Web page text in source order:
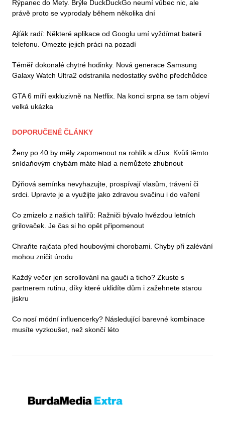
Rýpanec do Mety. Brýle DuckDuckGo neumí vůbec nic, ale
právě proto se vyprodaly během několika dní
Ajťák radí: Některé aplikace od Googlu umí vyždímat baterii
telefonu. Omezte jejich práci na pozadí
Téměř dokonalé chytré hodinky. Nová generace Samsung
Galaxy Watch Ultra2 odstranila nedostatky svého předchůdce
GTA 6 míří exkluzivně na Netflix. Na konci srpna se tam objeví
velká ukázka
DOPORUČENÉ ČLÁNKY
Ženy po 40 by měly zapomenout na rohlík a džus. Kvůli těmto
snídaňovým chybám máte hlad a nemůžete zhubnout
Dýňová semínka nevyhazujte, prospívají vlasům, trávení či
srdci. Upravte je a využijte jako zdravou svačinu i do vaření
Co zmizelo z našich talířů: Ražniči bývalo hvězdou letních
grilovaček. Je čas si ho opět připomenout
Chraňte rajčata před houbovými chorobami. Chyby při zalévání
mohou zničit úrodu
Každý večer jen scrollování na gauči a ticho? Zkuste s
partnerem rutinu, díky které uklidíte dům i zažehnete starou
jiskru
Co nosí módní influencerky? Následující barevné kombinace
musíte vyzkoušet, než skončí léto